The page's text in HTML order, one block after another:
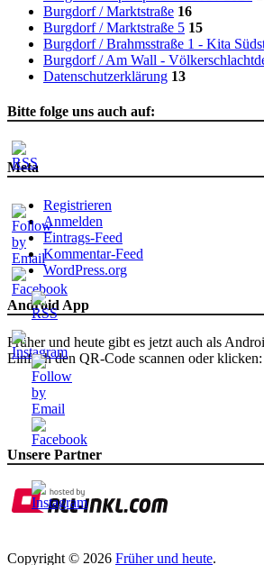
Burgdorf / Marktstraße 16
Burgdorf / Marktstraße 5 15
Burgdorf / Brahmsstraße 1 - Kita
Burgdorf / Am Wall -
Datenschutzerklärung 13
Bitte folge uns auch auf:
Meta
Registrieren
Anmelden
Eintrags-Feed
Kommentar-Feed
WordPress.org
Android App
Früher und heute gibt es jetzt auch als
Einfach den QR-Code scannen oder klicken:
Unsere Partner
Copyright © 2026 Früher und heute.